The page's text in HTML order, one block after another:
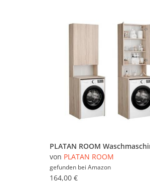
von PLATAN ROOM
gefunden bei Amazon
164,00 €